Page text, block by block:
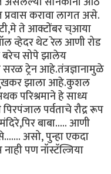
करावा लागत असे.
ते आक्टोंबर च्आया
व्हेदर थेट रेल आणी रोड
सोपे झालेय
ट्रेन आहे.तंत्रज्ञानामुळे
झाला आहे.कुशल
परिश्रमाने हे साध्य
पर्वताचे रौद्र रूप
बाबा..... आणी
असो, पुन्हा एकदा
पण नॉस्टॅल्जिया